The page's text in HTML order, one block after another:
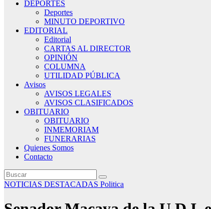
DEPORTES
Deportes
MINUTO DEPORTIVO
EDITORIAL
Editorial
CARTAS AL DIRECTOR
OPINIÓN
COLUMNA
UTILIDAD PÚBLICA
Avisos
AVISOS LEGALES
AVISOS CLASIFICADOS
OBITUARIO
OBITUARIO
INMEMORIAM
FUNERARIAS
Quienes Somos
Contacto
NOTICIAS DESTACADAS Politica